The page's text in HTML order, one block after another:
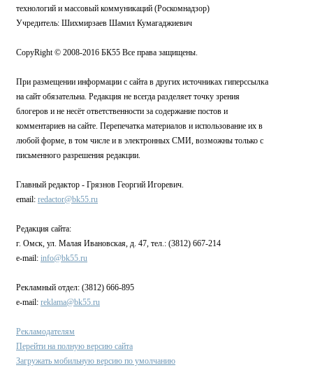
технологий и массовый коммуникаций (Роскомнадзор)
Учредитель: Шихмирзаев Шамил Кумагаджиевич
CopyRight © 2008-2016 БК55 Все права защищены.
При размещении информации с сайта в других источниках гиперссылка
на сайт обязательна. Редакция не всегда разделяет точку зрения
блогеров и не несёт ответственности за содержание постов и
комментариев на сайте. Перепечатка материалов и использование их в
любой форме, в том числе и в электронных СМИ, возможны только с
письменного разрешения редакции.
Главный редактор - Грязнов Георгий Игоревич.
email: redactor@bk55.ru
Редакция сайта:
г. Омск, ул. Малая Ивановская, д. 47, тел.: (3812) 667-214
e-mail: info@bk55.ru
Рекламный отдел: (3812) 666-895
e-mail: reklama@bk55.ru
Рекламодателям
Перейти на полную версию сайта
Загружать мобильную версию по умолчанию